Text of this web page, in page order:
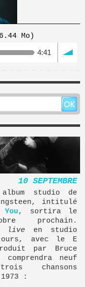
Mo)
4:41
10 SEPTEMBRE
album studio de
intitulé
, sortira le
prochain.
live en studio
avec le E
par Bruce
neuf
chansons
: